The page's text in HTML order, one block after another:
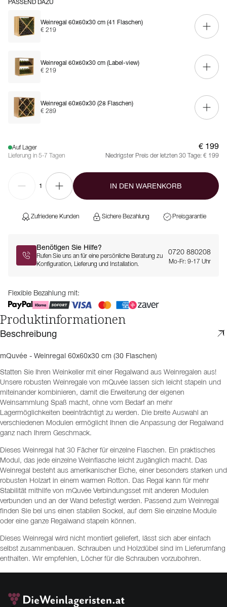
PASSEND DAZU
Weinregal 60x60x30 cm (41 Flaschen)
€ 219
Weinregal 60x60x30 cm (Label-view)
€ 219
Weinregal 60x60x30 (28 Flaschen)
€ 289
Auf Lager
Lieferung in 5-7 Tagen
€ 199
Niedrigster Preis der letzten 30 Tage: € 199
1 IN DEN WARENKORB
Zufriedene Kunden Sichere Bezahlung Preisgarantie
Benötigen Sie Hilfe?
Rufen Sie uns an für eine persönliche Beratung zu
Konfiguration, Lieferung und Installation.
0720 880208
Mo-Fr: 9-17 Uhr
Flexible Bezahlung mit:
Produktinformationen
Beschreibung
mQuvée - Weinregal 60x60x30 cm (30 Flaschen)
Statten Sie Ihren Weinkeller mit einer Regalwand aus Weinregalen aus!
Unsere robusten Weinregale von mQuvée lassen sich leicht stapeln und
miteinander kombinieren, damit die Erweiterung der eigenen
Weinsammlung Spaß macht, ohne vom Bedarf an mehr
Lagermöglichkeiten beeinträchtigt zu werden. Die breite Auswahl an
verschiedenen Modulen ermöglicht Ihnen die Anpassung der Regalwand
ganz nach Ihrem Geschmack.
Dieses Weinregal hat 30 Fächer für einzelne Flaschen. Ein praktisches
Modul, das jede einzelne Weinflasche leicht zugänglich macht. Das
Weinregal besteht aus amerikanischer Eiche, einer besonders starken und
robusten Holzart in einem warmen Rotton. Das Regal kann für mehr
Stabilität mithilfe von mQuvée Verbindungsset mit anderen Modulen
verbunden und an der Wand befestigt werden. Passend zum Weinregal
finden Sie bei uns einen stabilen Sockel, auf dem Sie einzelne Module
oder eine ganze Regalwand stapeln können.
Dieses Weinregal wird nicht montiert geliefert, lässt sich aber einfach
selbst zusammenbauen. Schrauben und Holzdübel sind im Lieferumfang
enthalten. Wir empfehlen, Löcher für die Schrauben vorzubohren.